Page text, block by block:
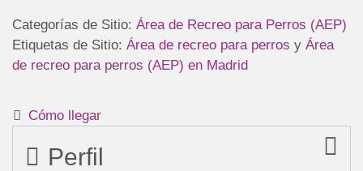
Categorías de Sitio: Área de Recreo para Perros (AEP)
Etiquetas de Sitio: Área de recreo para perros y Área
de recreo para perros (AEP) en Madrid
Cómo llegar
Perfil